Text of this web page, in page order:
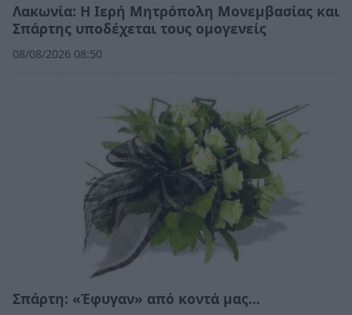
Λακωνία: Η Ιερή Μητρόπολη Μονεμβασίας και
Σπάρτης υποδέχεται τους ομογενείς
08/08/2026 08:50
Σπάρτη: «Έφυγαν» από κοντά μας…